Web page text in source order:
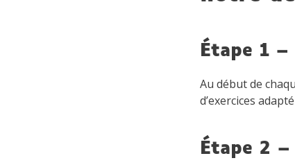
Étape 1
Au début de
d’exercices
Étape 2